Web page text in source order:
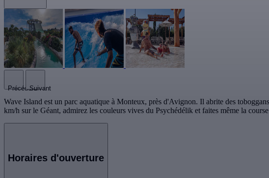
PrécédentSuivant
Wave Island est un parc aquatique à Monteux, près d'Avignon. Il abrite des
km/h sur le Géant, admirez les couleurs vives du Psychédélik et faites même la
Horaires d'ouverture